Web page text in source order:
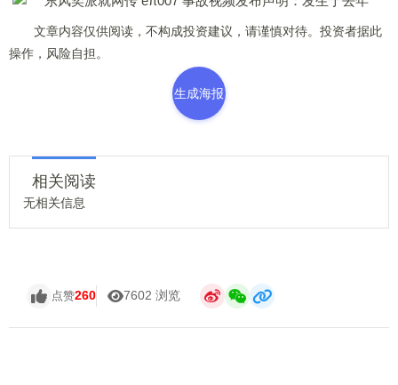
文章内容仅供阅读，不构成投资建议，请谨慎对待。投资者据此
操作，风险自担。
生成海报
相关阅读
无相关信息
点赞260 7602 浏览